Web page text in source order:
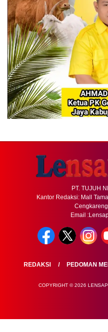
PT. TUJUH
Kantor Redaksi: Mall
Email
REDAKSI PEDOMAN
COPYRIGHT © 2026